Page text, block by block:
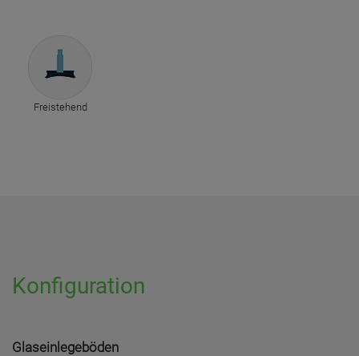
Freistehend
Konfiguration
Glaseinlegeböden